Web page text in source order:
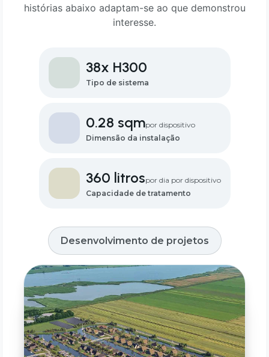
histórias abaixo adaptam-se ao que demonstrou
interesse.
38x H300
Tipo de sistema
0.28 sqmpor dispositivo
Dimensão da instalação
360 litrospor dia por dispositivo
Capacidade de tratamento
Desenvolvimento de projetos